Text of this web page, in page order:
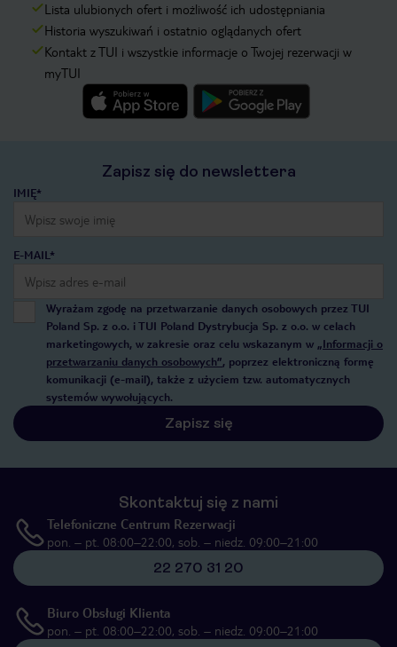
Lista ulubionych ofert i możliwość ich udostępniania
Historia wyszukiwań i ostatnio oglądanych ofert
Kontakt z TUI i wszystkie informacje o Twojej rezerwacji w
myTUI
Zapisz się do newslettera
IMIĘ*
E-MAIL*
Wyrażam zgodę na przetwarzanie danych osobowych przez TUI
Poland Sp. z o.o. i TUI Poland Dystrybucja Sp. z o.o. w celach
marketingowych, w zakresie oraz celu wskazanym w „Informacji o
przetwarzaniu danych osobowych”, poprzez elektroniczną formę
komunikacji (e-mail), także z użyciem tzw. automatycznych
systemów wywołujących.
Zapisz się
Skontaktuj się z nami
Telefoniczne Centrum Rezerwacji
pon. – pt. 08:00–22:00, sob. – niedz. 09:00–21:00
22 270 31 20
Biuro Obsługi Klienta
pon. – pt. 08:00–22:00, sob. – niedz. 09:00–21:00